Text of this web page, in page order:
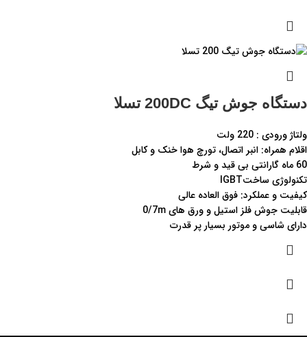
دستگاه جوش تیگ 200DC تسلا
ولتاژ ورودی : 220 ولت
اقلام همراه: انبر اتصال، تورچ هوا خنک و کابل
60 ماه گارانتی بی قید و شرط
تکنولوژی ساختIGBT
کیفیت و عملکرد: فوق العاده عالی
قابلیت جوش فلز استیل و ورق های 0/7m
دارای شاسی و موتور بسيار پر قدرت